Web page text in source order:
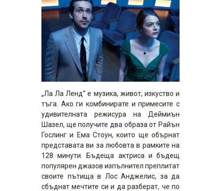
„Ла Ла Ленд“ e музика, живот, изкуство и
тъга. Ако ги комбинирате и примесите с
удивителната режисура на Деймиън
Шазел, ще получите два образа от Райън
Гослинг и Ема Стоун, които ще обърнат
представата ви за любовта в рамките на
128 минути. Бъдеща актриса и бъдещ
популярен джазов изпълнител преплитат
своите пътища в Лос Анджелис, за да
сбъднат мечтите си и да разберат, че по